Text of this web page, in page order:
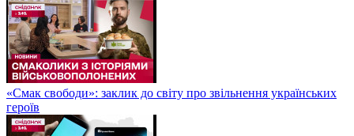
«Смак свободи»: заклик до світу про звільнення українських
героїв